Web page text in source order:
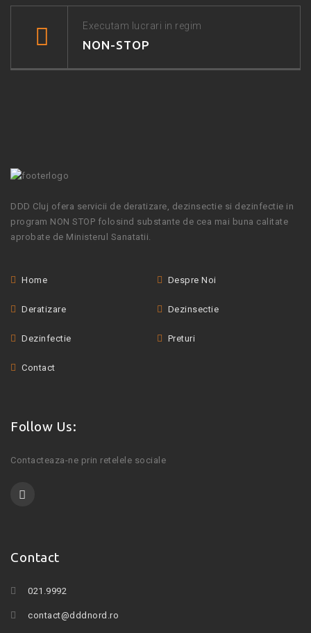
Executam lucrari in regim
NON-STOP
DDD Cluj ofera servicii de deratizare, dezinsectie si dezinfectie in
program NON STOP folosind substante de cea mai buna calitate
aprobate de Ministerul Sanatatii.
Home Despre Noi
Deratizare Dezinsectie
Dezinfectie Preturi
Contact
Follow Us:
Contacteaza-ne prin retelele sociale
Contact
021.9992
contact@dddnord.ro